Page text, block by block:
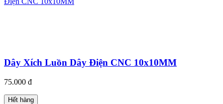
Dây Xích Luồn Dây Điện CNC 10x10MM
75.000 đ
Hết hàng